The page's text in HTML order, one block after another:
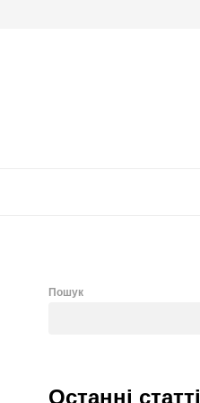
Пошук
Останні статті